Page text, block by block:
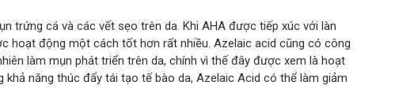
trứng cá và các vết sẹo trên da. Khi AHA được tiếp xúc với làn
hoạt động một cách tốt hơn rất nhiều. Azelaic acid cũng có công
làm mụn phát triển trên da, chính vì thế đây được xem là hoạt
năng thúc đẩy tái tạo tế bào da, Azelaic Acid có thể làm giảm